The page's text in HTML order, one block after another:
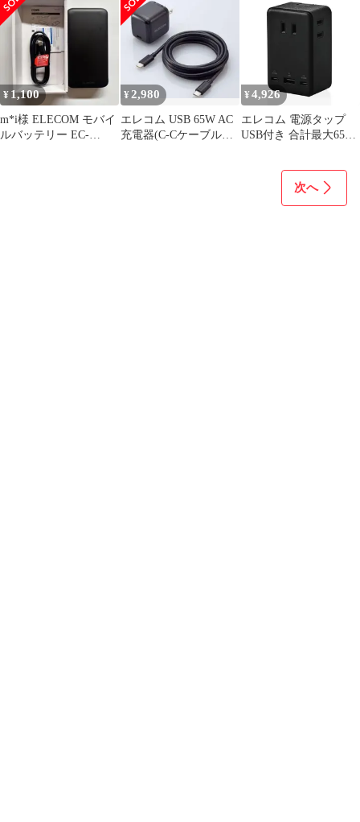
(5.5mm/2.5mm) 【 東芝
富士通 NEC パソコン
各種対応 】 ブラック
【普通郵便にて5営業日
以内発送】
ト／1口タイプ／1枚入
り／ゴールド(P-
STHD1BRGD)
¥ 1,100
m*i様 ELECOM モバイ
ルバッテリー EC-
¥2,980
エレコム USB 65W AC
充電器(C-Cケーブル付
¥ 4,926
エレコム 電源タップ
USB付き 合計最大65W
ード ホコリ防止シャッ
ター ブラック ECT-43-
次へ